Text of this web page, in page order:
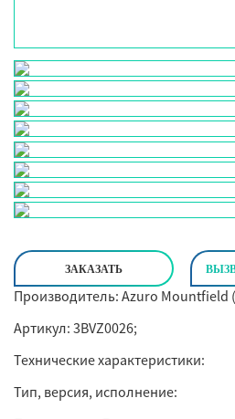
ЗАКАЗАТЬ
Производитель: Azuro Mountfield
Артикул: 3BVZ0026;
Технические характеристики:
Тип, версия, исполнение: